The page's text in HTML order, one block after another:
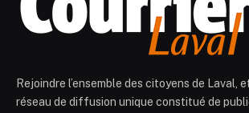
Rejoindre l’ensemble des citoyens de Laval,
réseau de diffusion unique constitué de